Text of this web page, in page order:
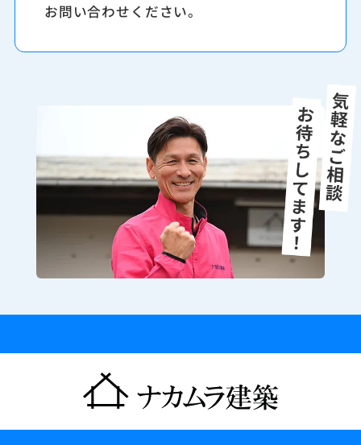
お問い合わせください。